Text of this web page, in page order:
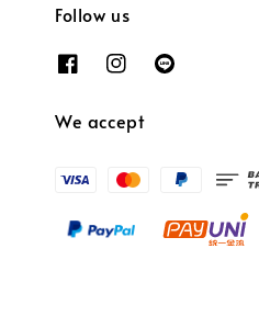
Follow us
We accept